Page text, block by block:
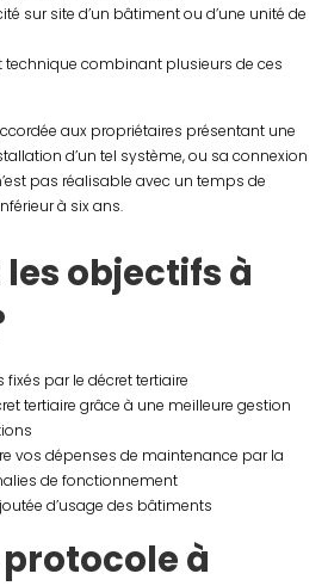
sur site d’un bâtiment ou d’une unité de
combinant plusieurs de ces
aux propriétaires présentant une
d’un tel système, ou sa connexion
pas réalisable avec un temps de
à six ans.
objectifs à
fixés par le décret tertiaire
tertiaire grâce à une meilleure gestion
vos dépenses de maintenance par la
de fonctionnement
d’usage des bâtiments
à